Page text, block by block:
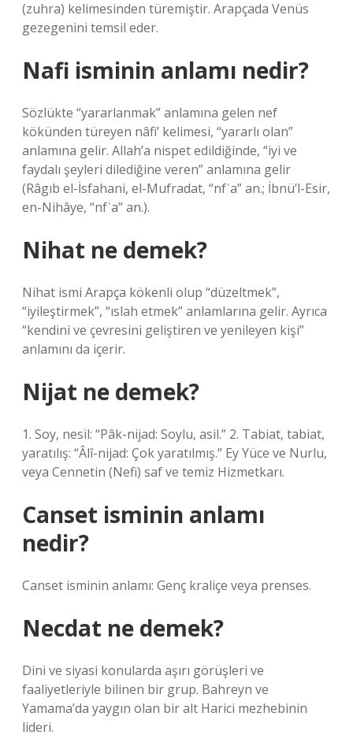
(zuhra) kelimesinden türemiştir. Arapçada Venüs
gezegenini temsil eder.
Nafi isminin anlamı nedir?
Sözlükte “yararlanmak” anlamına gelen nef
kökünden türeyen nâfi’ kelimesi, “yararlı olan”
anlamına gelir. Allah’a nispet edildiğinde, “iyi ve
faydalı şeyleri dilediğine veren” anlamına gelir
(Râgıb el-İsfahani, el-Mufradat, “nfʿa” an.; İbnü’l-Esir,
en-Nihâye, “nfʿa” an.).
Nihat ne demek?
Nihat ismi Arapça kökenli olup “düzeltmek”,
“iyileştirmek”, “ıslah etmek” anlamlarına gelir. Ayrıca
“kendini ve çevresini geliştiren ve yenileyen kişi”
anlamını da içerir.
Nijat ne demek?
1. Soy, nesil: “Pâk-nijad: Soylu, asil.” 2. Tabiat, tabiat,
yaratılış: “Âlî-nijad: Çok yaratılmış.” Ey Yüce ve Nurlu,
veya Cennetin (Nefi) saf ve temiz Hizmetkarı.
Canset isminin anlamı
nedir?
Canset isminin anlamı: Genç kraliçe veya prenses.
Necdat ne demek?
Dini ve siyasi konularda aşırı görüşleri ve
faaliyetleriyle bilinen bir grup. Bahreyn ve
Yamama’da yaygın olan bir alt Harici mezhebinin
lideri.